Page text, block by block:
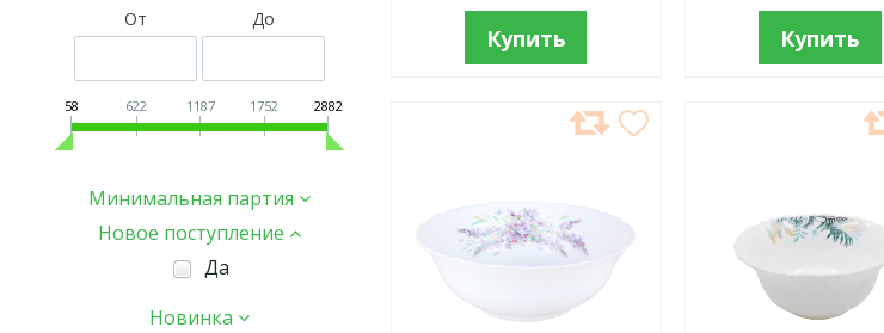
От До
58 622 1187 1752 2882
Минимальная партия
Новое поступление
Да
Новинка
Купить Купить